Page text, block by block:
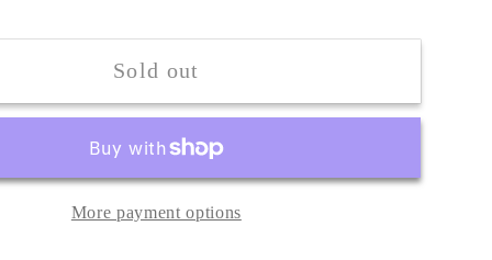
Prickly
Plant
Sicilian
Ceramic
from
Sold out
More payment options